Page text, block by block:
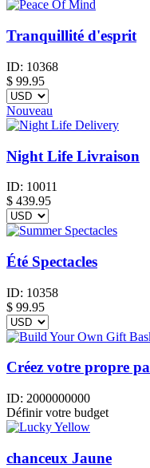
Tranquillité d'esprit
ID: 10368
$ 99.95
Nouveau
Night Life Livraison
ID: 10011
$ 439.95
Été Spectacles
ID: 10358
$ 99.95
Créez votre propre
ID: 2000000000
Définir votre budget
chanceux Jaune